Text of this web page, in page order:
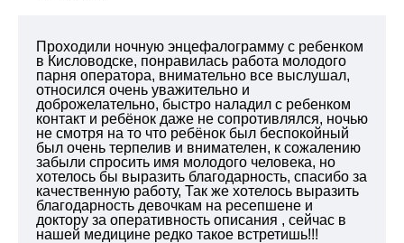
Проходили ночную энцефалограмму с ребенком
в Кисловодске, понравилась работа молодого
парня оператора, внимательно все выслушал,
относился очень уважительно и
доброжелательно, быстро наладил с ребенком
контакт и ребёнок даже не сопротивлялся, ночью
не смотря на то что ребёнок был беспокойный
был очень терпелив и внимателен, к сожалению
забыли спросить имя молодого человека, но
хотелось бы выразить благодарность, спасибо за
качественную работу, Так же хотелось выразить
благодарность девочкам на ресепшене и
доктору за оперативность описания , сейчас в
нашей медицине редко такое встретишь!!!